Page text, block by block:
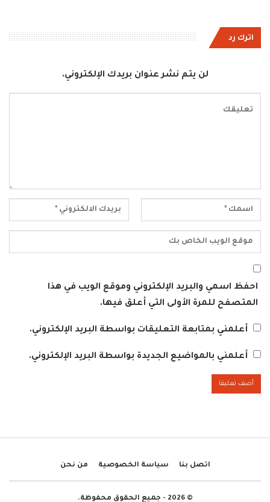
اترك رد
لن يتم نشر عنوان بريدك الإلكتروني.
احفظ اسمي والبريد الإلكتروني وموقع الويب في هذا
المتصفح للمرة الأولى التي أعلق فيها.
أعلمني بمتابعة التعليقات بواسطة البريد الإلكتروني.
أعلمني بالمواضيع الجديدة بواسطة البريد الإلكتروني.
اتصل بنا سياسة الخصوصية من نحن
© 2026 - جميع الحقوق محفوظة.